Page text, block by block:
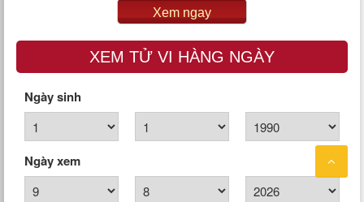
Xem ngay
XEM TỬ VI HÀNG NGÀY
Ngày sinh
Ngày xem